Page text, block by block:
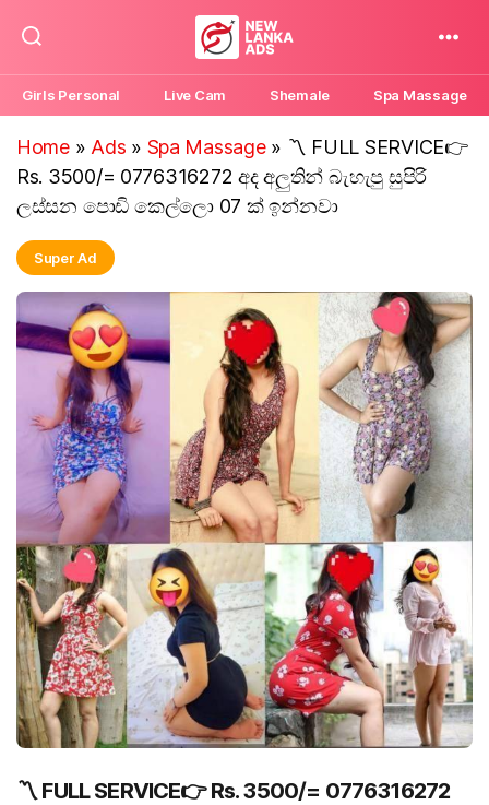
New
Lanka
Ads
Girls Personal Live Cam Shemale Spa Massage
Home» Ads » Spa Massage» 〽️ FULL SERVICE👉
Rs. 3500/= 0776316272 අද අලුතින් බැහැපු සුපිරි
ලස්සන පොඩි කෙල්ලො 07 ක් ඉන්නවා
Super Ad
〽️ FULL SERVICE👉 Rs. 3500/= 0776316272